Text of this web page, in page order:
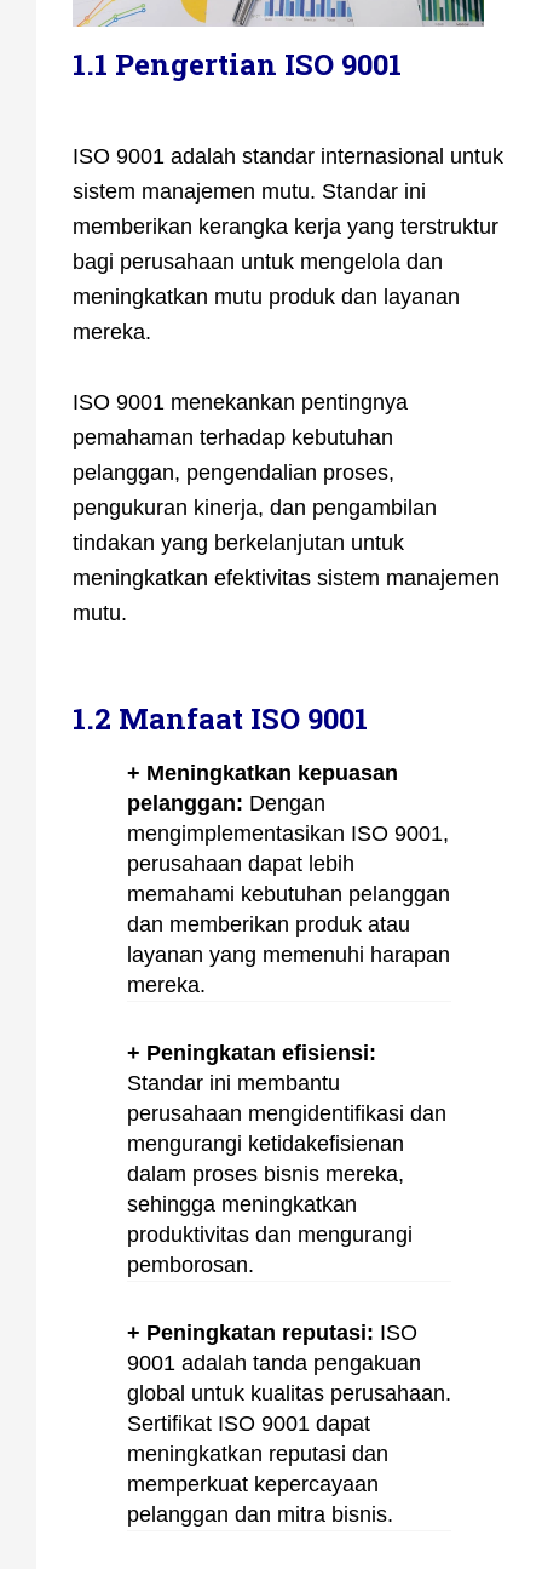
1.1 Pengertian ISO 9001
ISO 9001 adalah standar internasional untuk
sistem manajemen mutu. Standar ini
memberikan kerangka kerja yang terstruktur
bagi perusahaan untuk mengelola dan
meningkatkan mutu produk dan layanan
mereka.
ISO 9001 menekankan pentingnya
pemahaman terhadap kebutuhan
pelanggan, pengendalian proses,
pengukuran kinerja, dan pengambilan
tindakan yang berkelanjutan untuk
meningkatkan efektivitas sistem manajemen
mutu.
1.2 Manfaat ISO 9001
+ Meningkatkan kepuasan
pelanggan: Dengan
mengimplementasikan ISO 9001,
perusahaan dapat lebih
memahami kebutuhan pelanggan
dan memberikan produk atau
layanan yang memenuhi harapan
mereka.
+ Peningkatan efisiensi:
Standar ini membantu
perusahaan mengidentifikasi dan
mengurangi ketidakefisienan
dalam proses bisnis mereka,
sehingga meningkatkan
produktivitas dan mengurangi
pemborosan.
+ Peningkatan reputasi: ISO
9001 adalah tanda pengakuan
global untuk kualitas perusahaan.
Sertifikat ISO 9001 dapat
meningkatkan reputasi dan
memperkuat kepercayaan
pelanggan dan mitra bisnis.